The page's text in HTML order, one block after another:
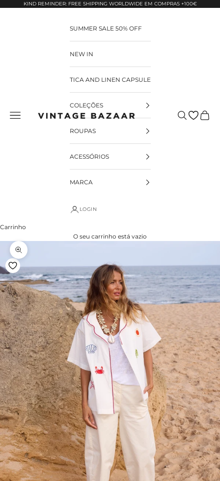
Pular para o conteúdo
KIND REMINDER: FREE SHIPPING WORLDWIDE EM COMPRAS +100€
Vintage Bazaar Pesquisar
SUMMER SALE 50% OFF
NEW IN
TICA AND LINEN CAPSULE
COLEÇÕES
ROUPAS
ACESSÓRIOS
MARCA
LOGIN
Carrinho
O seu carrinho está vazio
Zoom na imagem